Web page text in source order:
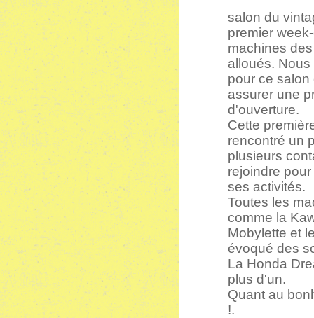
salon du
premier
machines
alloués.
pour ce
assurer une
d'ouverture.
Cette
rencontré un
plusieurs
rejoindre
ses activités.
Toutes les
comme la
Mobylette et
évoqué des
La Honda
plus d'un.
Quant au
!.